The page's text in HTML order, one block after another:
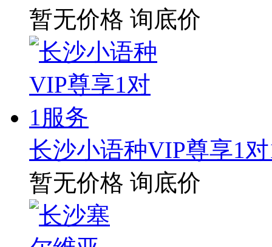
暂无价格 询底价
长沙小语种VIP尊享1
暂无价格 询底价